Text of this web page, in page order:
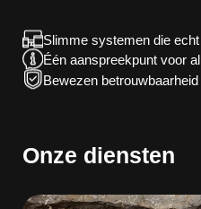
Slimme systemen die
Één aanspreekpunt voor
Bewezen
Onze diensten